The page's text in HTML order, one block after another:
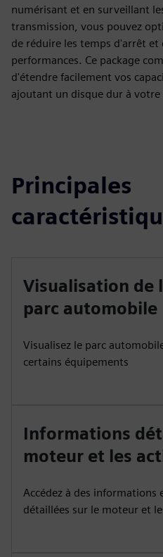
numérisant et en surveillant
transmission, vous pouvez
de réduire les temps d'arrêt et
performances. Ce package
d'étendre facilement vos
ajoutant un disque dur à votre
Principales
Visualisation de
parc automobile
Visualisez le parc
certains équipements
Informations
moteur et les
Accédez à des
détaillées sur le moteur et